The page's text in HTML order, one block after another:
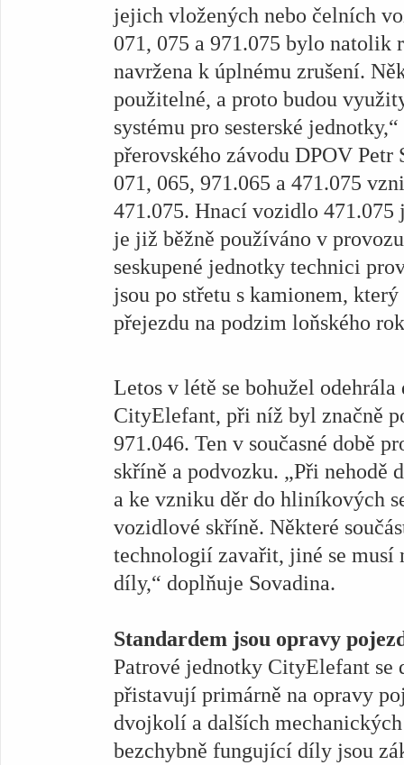
jejich vložených nebo čelních
071, 075 a 971.075 bylo natolik
navržena k úplnému zrušení.
použitelné, a proto budou
systému pro sesterské
přerovského závodu DPOV
071, 065, 971.065 a 471.075
471.075. Hnací vozidlo 471.075
je již běžně používáno v
seskupené jednotky technici
jsou po střetu s kamionem,
přejezdu na podzim loňského
Letos v létě se bohužel
CityElefant, při níž byl značně
971.046. Ten v současné době
skříně a podvozku. „Při nehodě
a ke vzniku děr do hliníkových
vozidlové skříně. Některé
technologií zavařit, jiné se musí
díly,“ doplňuje Sovadina.
Standardem jsou opravy
Patrové jednotky CityElefant se
přistavují primárně na opravy
dvojkolí a dalších
bezchybně fungující díly jsou